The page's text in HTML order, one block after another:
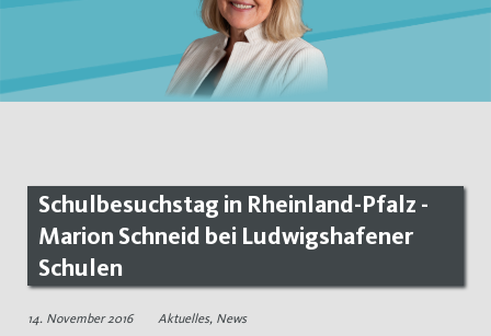
Schulbesuchstag in Rheinland-Pfalz -
Marion Schneid bei Ludwigshafener
Schulen
14. November 2016 Aktuelles, News